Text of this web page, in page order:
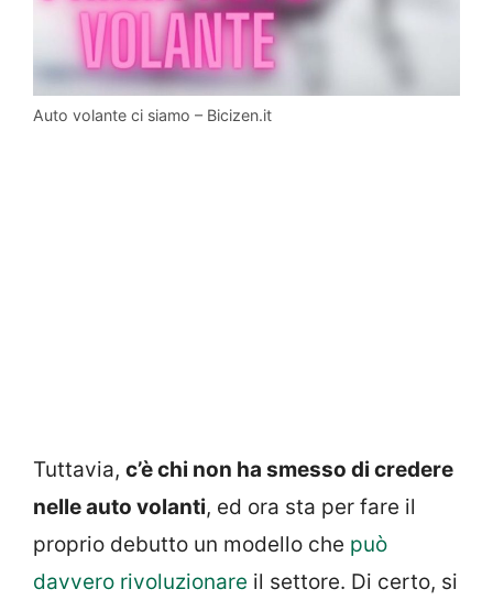
Auto volante ci siamo – Bicizen.it
Tuttavia, c’è chi non ha smesso di credere
nelle auto volanti, ed ora sta per fare il
proprio debutto un modello che può
davvero rivoluzionare il settore. Di certo, si